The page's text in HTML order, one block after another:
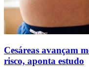
Cesáreas avançam
risco, aponta estudo